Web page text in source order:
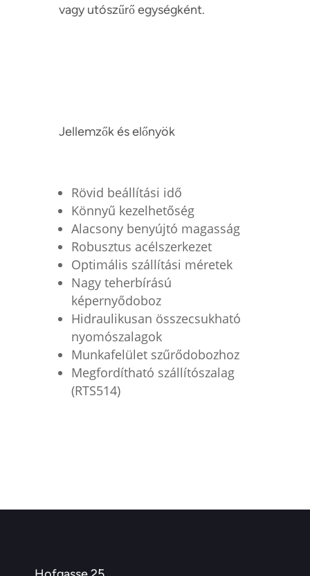
vagy utószűrő egységként.
Jellemzők és előnyök
Rövid beállítási idő
Könnyű kezelhetőség
Alacsony benyújtó magasság
Robusztus acélszerkezet
Optimális szállítási méretek
Nagy teherbírású
képernyődoboz
Hidraulikusan összecsukható
nyomószalagok
Munkafelület szűrődobozhoz
Megfordítható szállítószalag
(RTS514)